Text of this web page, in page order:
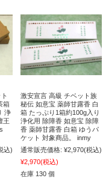
箱
浄
王
込)
激安宣言 高級 チベット族
秘伝 如意宝 薬師甘露香 白
箱 たっぷり1箱約100g入り
浄化用 除障香 如意宝 除障
香 薬師甘露香 白箱 ゆうパ
ケット 対象商品。 inmy
通常販売価格: ¥2,970(税込)
¥2,970(税込)
在庫 130 個